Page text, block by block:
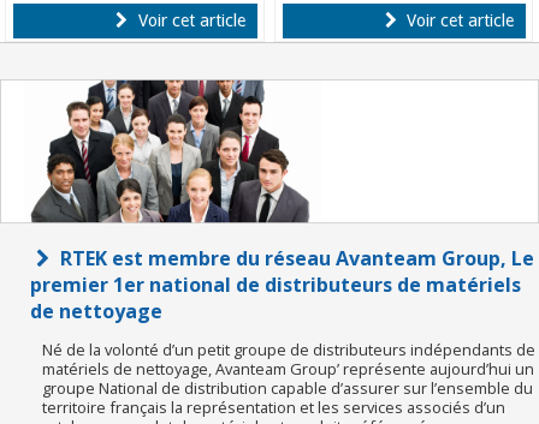
Voir cet article Voir cet article
RTEK est membre du réseau Avanteam Group, Le
premier 1er national de distributeurs de matériels
de nettoyage
Né de la volonté d’un petit groupe de distributeurs indépendants de
matériels de nettoyage, Avanteam Group’ représente aujourd’hui un
groupe National de distribution capable d’assurer sur l’ensemble du
territoire français la représentation et les services associés d’un